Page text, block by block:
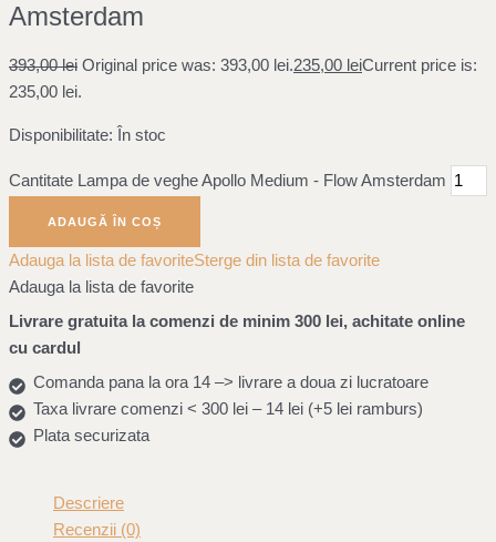
Amsterdam
393,00lei Original price was: 393,00 lei.235,00 leiCurrent price is:
235,00 lei.
Disponibilitate: În stoc
Cantitate Lampa de veghe Apollo Medium - Flow Amsterdam
ADAUGĂ ÎN COȘ
Adauga la lista de favoriteSterge din lista de favorite
Adauga la lista de favorite
Livrare gratuita la comenzi de minim 300 lei, achitate online
cu cardul
Comanda pana la ora 14 –> livrare a doua zi lucratoare
Taxa livrare comenzi < 300 lei – 14 lei (+5 lei ramburs)
Plata securizata
Descriere
Recenzii (0)